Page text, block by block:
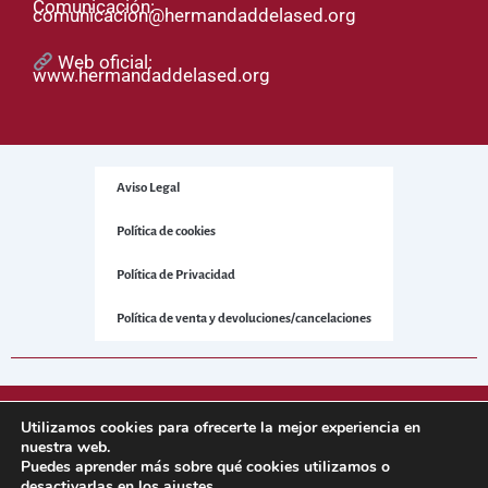
Comunicación:
comunicacion@hermandaddelased.org
Web oficial:
www.hermandaddelased.org
Aviso Legal
Política de cookies
Política de Privacidad
Política de venta y devoluciones/cancelaciones
Sitio web desarrollado porNetNerman– Gestión Integral de
Utilizamos cookies para ofrecerte la mejor experiencia en
nuestra web.
Puedes aprender más sobre qué cookies utilizamos o